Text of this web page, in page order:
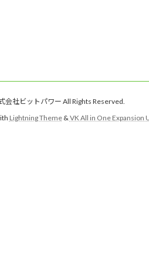
会社ビットパワー All Rights Reserved.
Lightning Theme& VK All in One Expansion